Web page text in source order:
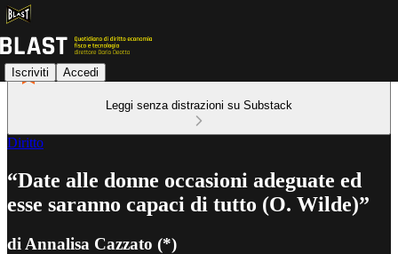
Iscriviti Accedi
Leggi senza distrazioni su Substack
Diritto
“Date alle donne occasioni adeguate ed
esse saranno capaci di tutto (O. Wilde)”
di Annalisa Cazzato (*)